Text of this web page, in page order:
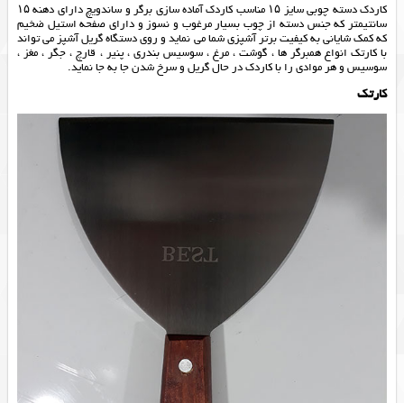
کاردک دسته چوبی سایز ۱۵ مناسب کاردک آماده سازی برگر و ساندویچ دارای دهنه ۱۵
سانتیمتر که جنس دسته از چوب بسیار مرغوب و نسوز و دارای صفحه استیل ضخیم
که کمک شایانی به کیفیت برتر آشپزی شما می نماید و روی دستگاه گریل آشپز می تواند
با كارتك انواع همبرگر ها ، گوشت ، مرغ ، سوسیس بندری ، پنیر ، قارچ ، جگر ، مغز ،
سوسیس و هر موادی را با کاردک در حال گریل و سرخ شدن جا به جا نماید.
کارتک